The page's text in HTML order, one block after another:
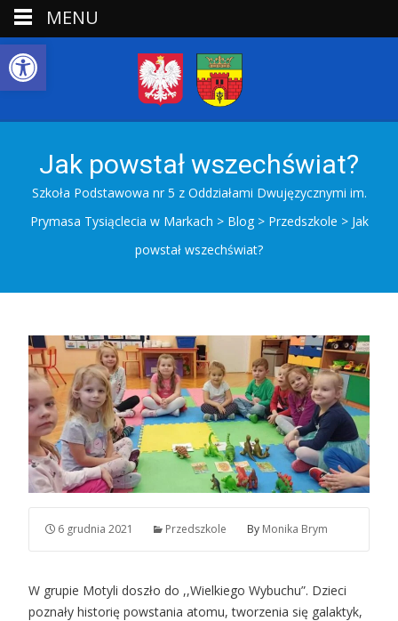
Open toolbar
Jak powstał wszechświat?
Szkoła Podstawowa nr 5 z Oddziałami Dwujęzycznymi im.
Prymasa Tysiąclecia w Markach > Blog> Przedszkole > Jak
powstał wszechświat?
6 grudnia 2021 Przedszkole By Monika Brym
W grupie Motyli doszło do ,,Wielkiego Wybuchu”. Dzieci
poznały historię powstania atomu, tworzenia się galaktyk,
MENU